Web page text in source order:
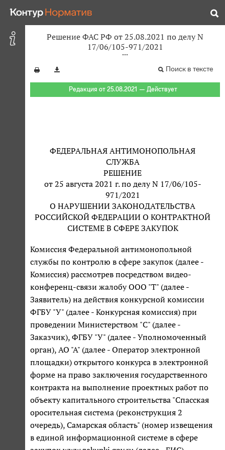
Решение ФАС РФ от 25.08.2021 по делу N
17/06/105-971/2021
Поиск в тексте
Редакция от 25.08.2021 — Действует
ФЕДЕРАЛЬНАЯ АНТИМОНОПОЛЬНАЯ
СЛУЖБА
РЕШЕНИЕ
от 25 августа 2021 г. по делу N 17/06/105-
971/2021
О НАРУШЕНИИ ЗАКОНОДАТЕЛЬСТВА
РОССИЙСКОЙ ФЕДЕРАЦИИ О КОНТРАКТНОЙ
СИСТЕМЕ В СФЕРЕ ЗАКУПОК
Комиссия Федеральной антимонопольной
службы по контролю в сфере закупок (далее -
Комиссия) рассмотрев посредством видео-
конференц-связи жалобу ООО "Т" (далее -
Заявитель) на действия конкурсной комиссии
ФГБУ "У" (далее - Конкурсная комиссия) при
проведении Министерством "С" (далее -
Заказчик), ФГБУ "У" (далее - Уполномоченный
орган), АО "А" (далее - Оператор электронной
площадки) открытого конкурса в электронной
форме на право заключения государственного
контракта на выполнение проектных работ по
объекту капитального строительства "Спасская
оросительная система (реконструкция 2
очередь), Самарская область" (номер извещения
в единой информационной системе в сфере